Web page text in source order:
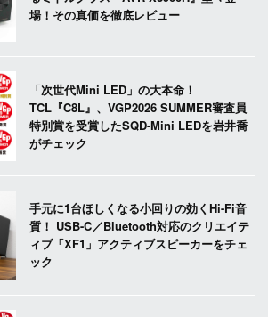
場！その真価を徹底レビュー
「次世代Mini LED」の大本命！
TCL『C8L』、VGP2026 SUMMER審査員
特別賞を受賞したSQD-Mini LEDを岩井喬
がチェック
手元に1台ほしくなる小回りの効くHi-Fi音
質！ USB-C／Bluetooth対応のクリエイテ
ィブ「XF1」アクティブスピーカーをチェ
ック